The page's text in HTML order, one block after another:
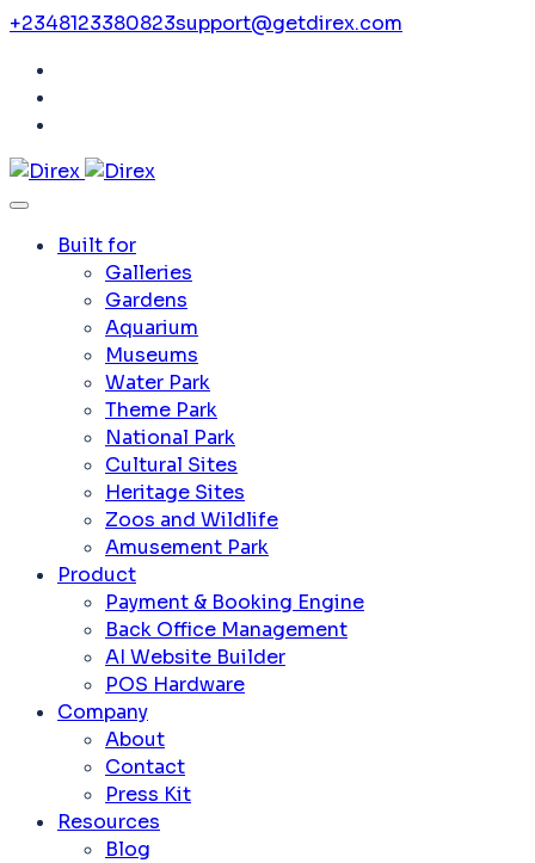
+2348123380823support@getdirex.com
Built for
Galleries
Gardens
Aquarium
Museums
Water Park
Theme Park
National Park
Cultural Sites
Heritage Sites
Zoos and Wildlife
Amusement Park
Product
Payment & Booking Engine
Back Office Management
AI Website Builder
POS Hardware
Company
About
Contact
Press Kit
Resources
Blog